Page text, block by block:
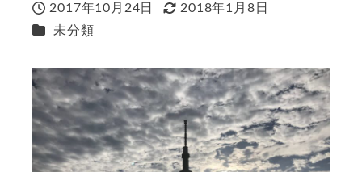
投稿日
2017年10月24日
更新日
2018年1月8日
カテゴリー
未分類